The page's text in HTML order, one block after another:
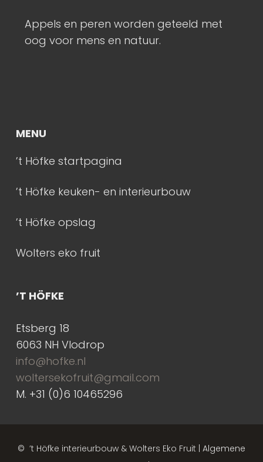
Appels en peren worden geteeld met
oog voor mens en natuur.
MENU
’t Höfke startpagina
’t Höfke keuken- en interieurbouw
’t Höfke opslag
Wolters eko fruit
’T HÖFKE
Etsberg 18
6063 NH Vlodrop
info@hofke.nl
woltersekofruit@gmail.com
M. +31 (0)6 10465296
© ’t Höfke interieurbouw & Wolters Eko Fruit | Algemene